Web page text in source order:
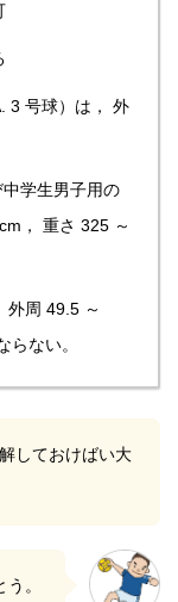
3 号球）は， 外
学生男子用の
， 重さ 325 ～
外周 49.5 ～
ない。
しておけばい大
。